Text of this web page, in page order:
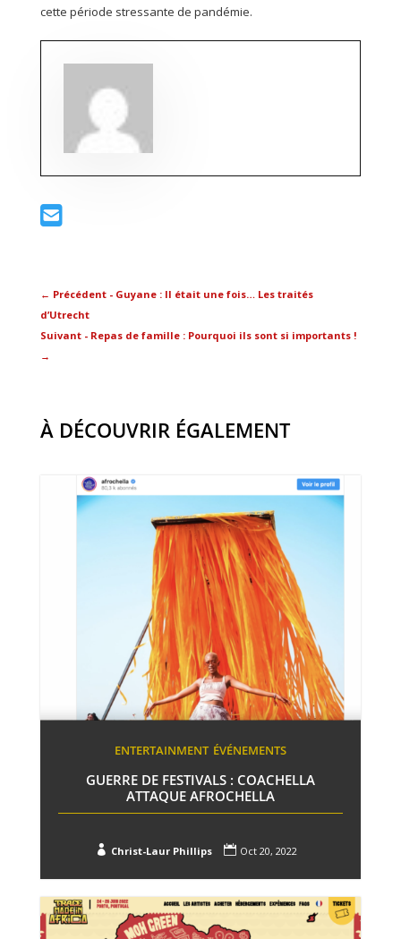
cette période stressante de pandémie.
← Précédent - Guyane : Il était une fois… Les traités
d’Utrecht
Suivant - Repas de famille : Pourquoi ils sont si importants !
→
À DÉCOUVRIR ÉGALEMENT
ENTERTAINMENT ÉVÉNEMENTS
GUERRE DE FESTIVALS : COACHELLA
ATTAQUE AFROCHELLA
 Christ-Laur Phillips  Oct 20, 2022